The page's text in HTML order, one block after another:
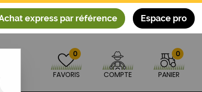
express par référence Espace pro
0
FAVORIS COMPTE
0
PANIER